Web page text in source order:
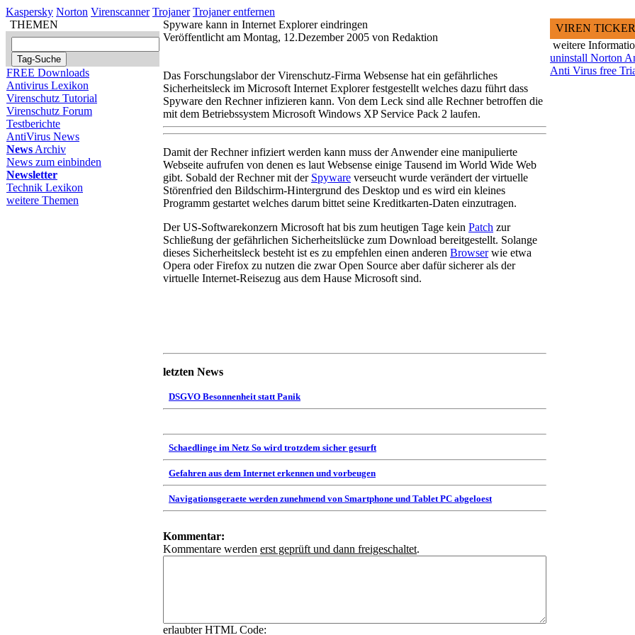
Kaspersky Norton Virenscanner Trojaner Trojaner entfernen
THEMEN
FREE Downloads
Antivirus Lexikon
Virenschutz Tutorial
Virenschutz Forum
Testberichte
AntiVirus News
News Archiv
News zum einbinden
Newsletter
Technik Lexikon
weitere Themen
Spyware kann in Internet Explorer eindringen
Veröffentlicht am Montag, 12.Dezember 2005 von Redaktion
Das Forschungslabor der Virenschutz-Firma Websense hat ein gefährliches
Sicherheitsleck im Microsoft Internet Explorer festgestellt welches dazu führt dass
Spyware den Rechner infizieren kann. Von dem Leck sind alle Rechner betroffen die
mit dem Betriebssystem Microsoft Windows XP Service Pack 2 laufen.
Damit der Rechner infiziert werden kann muss der Anwender eine manipulierte
Webseite aufrufen von denen es laut Websense einige Tausend im World Wide Web
gibt. Sobald der Rechner mit der Spyware verseucht wurde verändert der virtuelle
Störenfried den Bildschirm-Hintergrund des Desktop und es wird ein kleines
Programm gestartet welches darum bittet seine Kreditkarten-Daten einzutragen.
Der US-Softwarekonzern Microsoft hat bis zum heutigen Tage kein Patch zur
Schließung der gefährlichen Sicherheitslücke zum Download bereitgestellt. Solange
dieses Sicherheitsleck besteht ist es zu empfehlen einen anderen Browserwie etwa
Opera oder Firefox zu nutzen die zwar Open Source aber dafür sicherer als der
virtuelle Internet-Reisezug aus dem Hause Microsoft sind.
letzten News
DSGVO Besonnenheit statt Panik
Schaedlinge im Netz So wird trotzdem sicher gesurft
Gefahren aus dem Internet erkennen und vorbeugen
Navigationsgeraete werden zunehmend von Smartphone und Tablet PC abgeloest
Kommentar:
Kommentare werden erst geprüft und dann freigeschaltet.
erlaubter HTML Code:
VIREN TICKER
weitere
uninstall Norton
Anti Virus free